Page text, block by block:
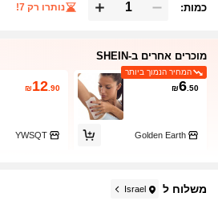
כמות: נותרו רק 7!
מוכרים אחרים ב-SHEIN
המחיר הנמוך ביותר
₪6 .50
Golden Earth
₪12 .90
YWSQT
משלוח ל Israel